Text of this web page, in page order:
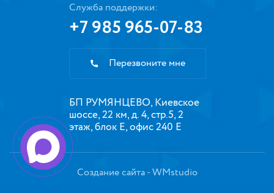
Служба поддержки:
+7 985 965-07-83
Перезвоните мне
БП РУМЯНЦЕВО, Киевское
шоссе, 22 км, д. 4, стр.5, 2
этаж, блок Е, офис 240 Е
Создание сайта- WMstudio